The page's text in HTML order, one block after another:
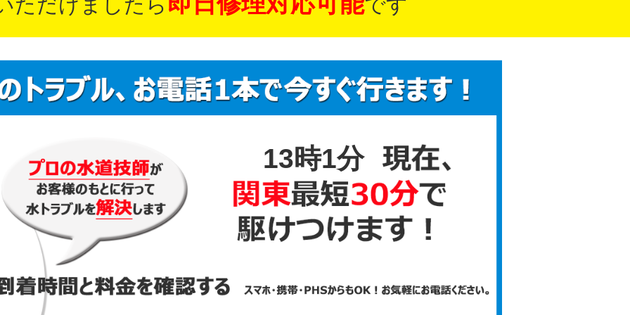
13時1分